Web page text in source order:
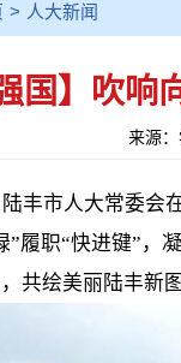
> 人大新闻
国】吹
来源
丰市人大常委会
”履职“快进键”，
共绘美丽陆丰新图